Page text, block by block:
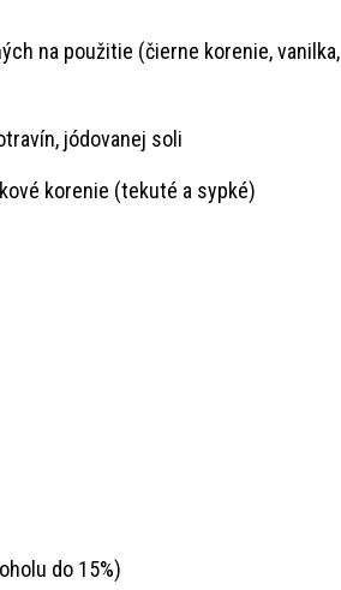
na použitie (čierne korenie, vanilka,
jódovanej soli
korenie (tekuté a sypké)
do 15%)